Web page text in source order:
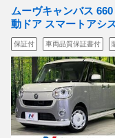
ムーヴキャンバス
動ドア スマートアシ
保証付 車両品質保証書付